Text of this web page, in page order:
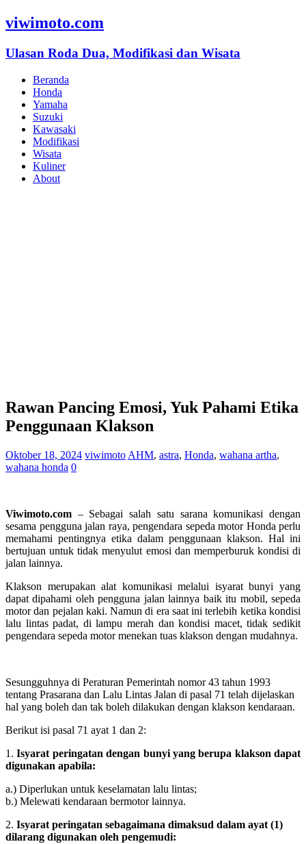
viwimoto.com
Ulasan Roda Dua, Modifikasi dan Wisata
Beranda
Honda
Yamaha
Suzuki
Kawasaki
Modifikasi
Wisata
Kuliner
About
Rawan Pancing Emosi, Yuk Pahami Etika
Penggunaan Klakson
Oktober 18, 2024 viwimoto AHM, astra, Honda, wahana artha,
wahana honda 0
Viwimoto.com – Sebagai salah satu sarana komunikasi dengan
sesama pengguna jalan raya, pengendara sepeda motor Honda perlu
memahami pentingnya etika dalam penggunaan klakson. Hal ini
bertujuan untuk tidak menyulut emosi dan memperburuk kondisi di
jalan lainnya.
Klakson merupakan alat komunikasi melalui isyarat bunyi yang
dapat dipahami oleh pengguna jalan lainnya baik itu mobil, sepeda
motor dan pejalan kaki. Namun di era saat ini terlebih ketika kondisi
lalu lintas padat, di lampu merah dan kondisi macet, tidak sedikit
pengendara sepeda motor menekan tuas klakson dengan mudahnya.
Sesungguhnya di Peraturan Pemerintah nomor 43 tahun 1993
tentang Prasarana dan Lalu Lintas Jalan di pasal 71 telah dijelaskan
hal yang boleh dan tak boleh dilakukan dengan klakson kendaraan.
Berikut isi pasal 71 ayat 1 dan 2:
1.Isyarat peringatan dengan bunyi yang berupa klakson dapat
digunakan apabila:
a.) Diperlukan untuk keselamatan lalu lintas;
b.) Melewati kendaraan bermotor lainnya.
2. Isyarat peringatan sebagaimana dimaksud dalam ayat (1)
dilarang digunakan oleh pengemudi: